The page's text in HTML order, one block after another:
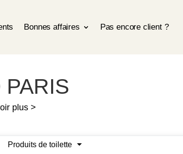
Bonnes affaires Pas encore client ?
PARIS
plus >
Produits de toilette